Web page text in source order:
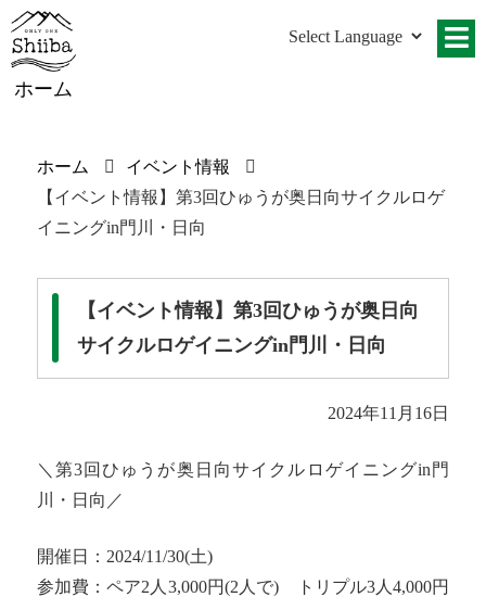
ホーム
ホーム
イベント情報
【イベント情報】第3回ひゅうが奥日向サイクルロゲ
イニングin門川・日向
【イベント情報】第3回ひゅうが奥日向
サイクルロゲイニングin門川・日向
2024年11月16日
＼第3回ひゅうが奥日向サイクルロゲイニングin門
川・日向／
開催日：2024/11/30(土)
参加費：ペア2人3,000円(2人で) トリプル3人4,000円